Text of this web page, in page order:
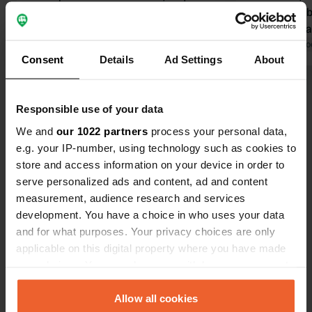
Consent Details Ad Settings About
Responsible use of your data
We and our 1022 partners process your personal data,
e.g. your IP-number, using technology such as cookies to
store and access information on your device in order to
serve personalized ads and content, ad and content
measurement, audience research and services
development. You have a choice in who uses your data
and for what purposes. Your privacy choices are only
applicable on this digital property where you have made
any time from the Cookie Declaration or by clicking on
the Privacy trigger icon.Allow all cookies
molte informazioni sulla regione. Vale
il prezzo, assolutamente da provare.
doverlo
scortesi
Tradotto da
Sei stato qui?
Contatto